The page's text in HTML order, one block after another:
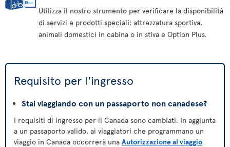
Utilizza il nostro strumento per verificare la disponibilità
di servizi e prodotti speciali: attrezzatura sportiva,
animali domestici in cabina o in stiva e Option Plus.
Requisito per l'ingresso
Stai viaggiando con un passaporto non canadese?
I requisiti di ingresso per il Canada sono cambiati. In aggiunta
a un passaporto valido, ai viaggiatori che programmano un
viaggio in Canada occorrerà una Autorizzazione al viaggio